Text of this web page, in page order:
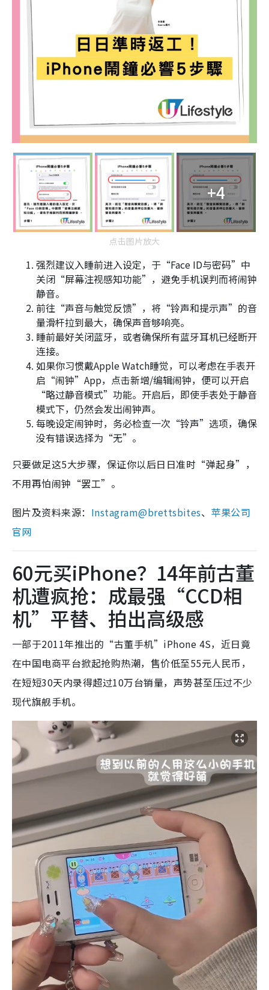
+4
点击图片放大
强烈建议入睡前进入设定，于“Face ID与密码”中
关闭“屏幕注视感知功能”，避免手机误判而将闹钟
静音。
前往“声音与触觉反馈”，将“铃声和提示声”的音
量滑杆拉到最大，确保声音够响亮。
睡前最好关闭蓝牙，或者确保所有蓝牙耳机已经断开
连接。
如果你习惯戴Apple Watch睡觉，可以考虑在手表开
启“闹钟”App，点击新增/编辑闹钟，便可以开启
“略过静音模式”功能。开启后，即使手表处于静音
模式下，仍然会发出闹钟声。
每晚设定闹钟时，务必检查一次“铃声”选项，确保
没有错误选择为“无”。
只要做足这5大步骤，保证你以后日日准时“弹起身”，
不用再怕闹钟“罢工”。
图片及资料来源： Instagram@brettsbites、 苹果公司
官网
60元买iPhone？14年前古董
机遭疯抢：成最强“CCD相
机”平替、拍出高级感
一部于2011年推出的“古董手机”iPhone 4S，近日竟
在中国电商平台掀起抢购热潮，售价低至55元人民币，
在短短30天内录得超过10万台销量，声势甚至压过不少
现代旗舰手机。